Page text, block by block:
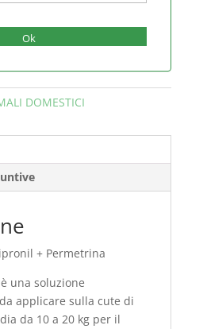
Ok
DOMESTICI
+ Permetrina
una soluzione
applicare sulla cute di
da 10 a 20 kg per il